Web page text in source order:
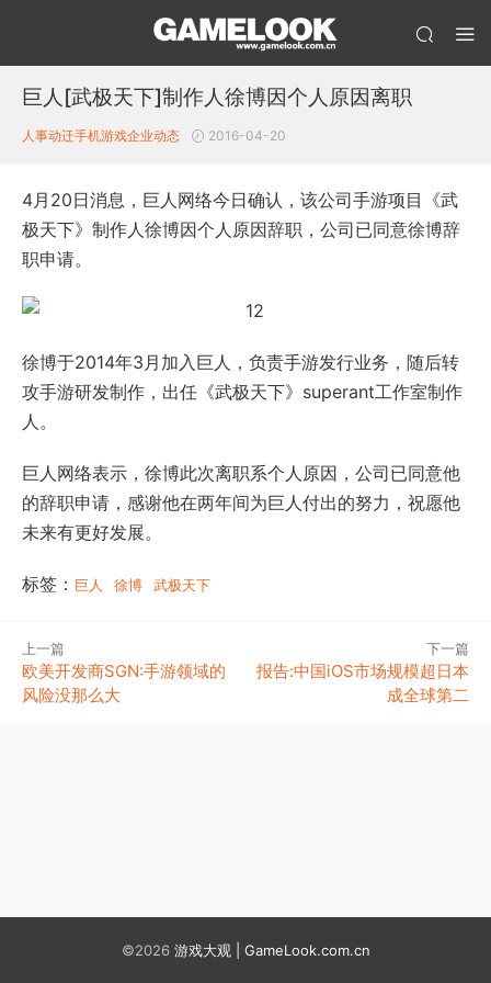
巨人[武极天下]制作人徐博因个人原因离职
人事动迁手机游戏企业动态 2016-04-20
4月20日消息，巨人网络今日确认，该公司手游项目《武
极天下》制作人徐博因个人原因辞职，公司已同意徐博辞
职申请。
徐博于2014年3月加入巨人，负责手游发行业务，随后转
攻手游研发制作，出任《武极天下》superant工作室制作
人。
巨人网络表示，徐博此次离职系个人原因，公司已同意他
的辞职申请，感谢他在两年间为巨人付出的努力，祝愿他
未来有更好发展。
标签： 巨人 徐博 武极天下
上一篇
欧美开发商SGN:手游领域的
风险没那么大
下一篇
报告:中国iOS市场规模超日本
成全球第二
©2026 游戏大观 | GameLook.com.cn